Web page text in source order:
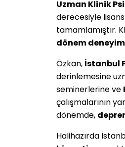
Uzman Klinik
derecesiyle
tamamlamıştır.
dönem
Özkan, İstanbul
derinlemesine
seminerlerine ve
çalışmalarının
dönemde,
Halihazırda